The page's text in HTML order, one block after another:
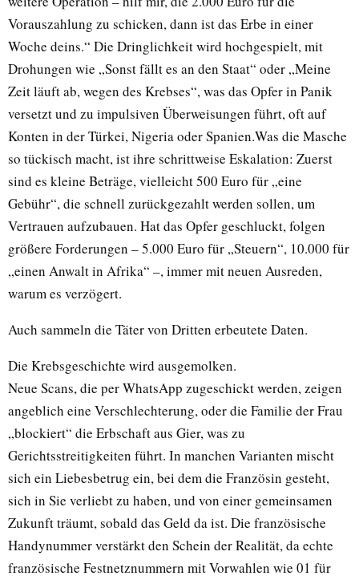
Vorauszahlung zu schicken, dann ist das Erbe in einer
Woche deins.“ Die Dringlichkeit wird hochgespielt, mit
Drohungen wie „Sonst fällt es an den Staat“ oder „Meine
Zeit läuft ab, wegen des Krebses“, was das Opfer in Panik
versetzt und zu impulsiven Überweisungen führt, oft auf
Konten in der Türkei, Nigeria oder Spanien.Was die Masche
so tückisch macht, ist ihre schrittweise Eskalation: Zuerst
sind es kleine Beträge, vielleicht 500 Euro für „eine
Gebühr“, die schnell zurückgezahlt werden sollen, um
Vertrauen aufzubauen. Hat das Opfer geschluckt, folgen
größere Forderungen – 5.000 Euro für „Steuern“, 10.000 für
„einen Anwalt in Afrika“ –, immer mit neuen Ausreden,
warum es verzögert.
Auch sammeln die Täter von Dritten erbeutete Daten.
Die Krebsgeschichte wird ausgemolken.
Neue Scans, die per WhatsApp zugeschickt werden, zeigen
angeblich eine Verschlechterung, oder die Familie der Frau
„blockiert“ die Erbschaft aus Gier, was zu
Gerichtsstreitigkeiten führt. In manchen Varianten mischt
sich ein Liebesbetrug ein, bei dem die Französin gesteht,
sich in Sie verliebt zu haben, und von einer gemeinsamen
Zukunft träumt, sobald das Geld da ist. Die französische
Handynummer verstärkt den Schein der Realität, da echte
französische Festnetznummern mit Vorwahlen wie 01 für